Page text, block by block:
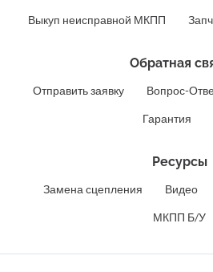
Выкуп неисправной МКПП
Обратная
Отправить заявку Вопрос-
Гарантия
Ресурсы
Замена сцепления Видео
МКПП Б/У